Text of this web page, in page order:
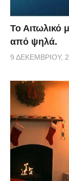
Το Αιτωλικό
από ψηλά.
9 ΔΕΚΕΜΒΡΊΟΥ,